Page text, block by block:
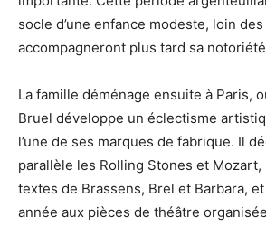
socle d’une enfance modeste, loin
accompagneront plus tard sa
La famille déménage ensuite à Paris,
Bruel développe un éclectisme
l’une de ses marques de fabrique. Il
parallèle les Rolling Stones et Mozart,
textes de Brassens, Brel et Barbara,
année aux pièces de théâtre